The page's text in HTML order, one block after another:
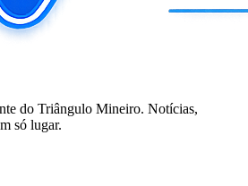
do Triângulo Mineiro. Notícias,
só lugar.